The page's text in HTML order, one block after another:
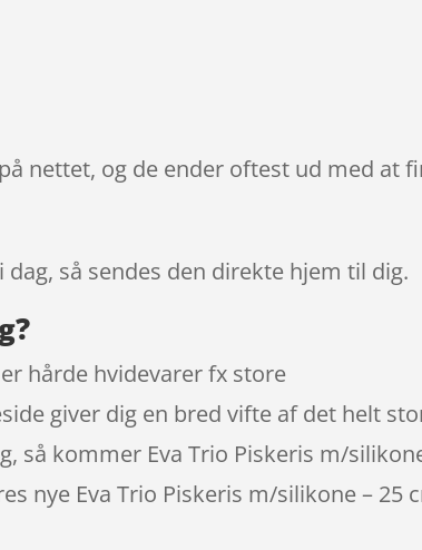
nettet, og de ender oftest ud med at
dag, så sendes den direkte hjem til dig.
hårde hvidevarer fx store
giver dig en bred vifte af det helt
så kommer Eva Trio Piskeris m/
nye Eva Trio Piskeris m/silikone – 25